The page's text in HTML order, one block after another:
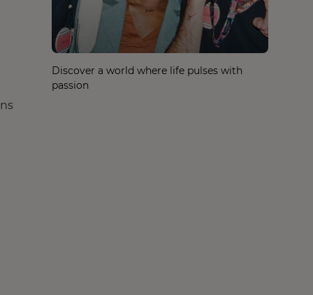
Discover a world where life pulses with
passion